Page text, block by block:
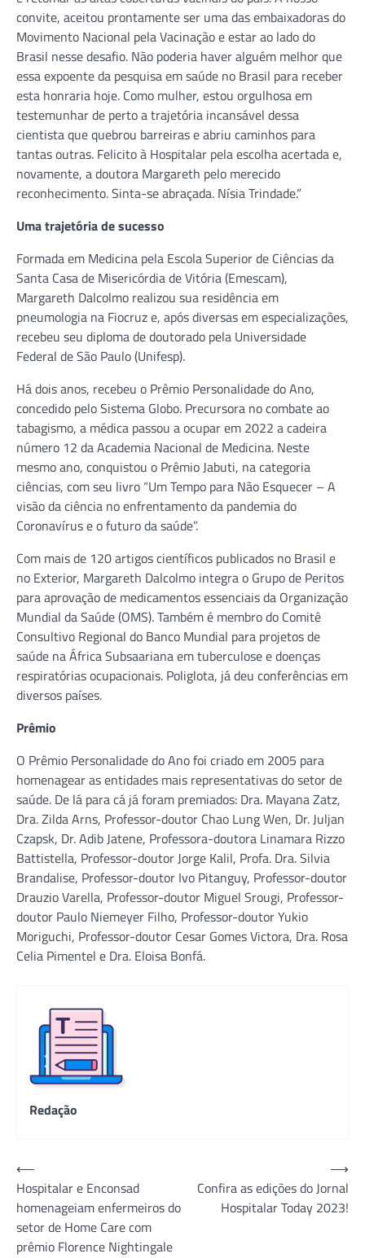
convite, aceitou prontamente ser uma das embaixadoras do
Movimento Nacional pela Vacinação e estar ao lado do
Brasil nesse desafio. Não poderia haver alguém melhor que
essa expoente da pesquisa em saúde no Brasil para receber
esta honraria hoje. Como mulher, estou orgulhosa em
testemunhar de perto a trajetória incansável dessa
cientista que quebrou barreiras e abriu caminhos para
tantas outras. Felicito à Hospitalar pela escolha acertada e,
novamente, a doutora Margareth pelo merecido
reconhecimento. Sinta-se abraçada. Nísia Trindade.”
Uma trajetória de sucesso
Formada em Medicina pela Escola Superior de Ciências da
Santa Casa de Misericórdia de Vitória (Emescam),
Margareth Dalcolmo realizou sua residência em
pneumologia na Fiocruz e, após diversas em especializações,
recebeu seu diploma de doutorado pela Universidade
Federal de São Paulo (Unifesp).
Há dois anos, recebeu o Prêmio Personalidade do Ano,
concedido pelo Sistema Globo. Precursora no combate ao
tabagismo, a médica passou a ocupar em 2022 a cadeira
número 12 da Academia Nacional de Medicina. Neste
mesmo ano, conquistou o Prêmio Jabuti, na categoria
ciências, com seu livro “Um Tempo para Não Esquecer – A
visão da ciência no enfrentamento da pandemia do
Coronavírus e o futuro da saúde”.
Com mais de 120 artigos científicos publicados no Brasil e
no Exterior, Margareth Dalcolmo integra o Grupo de Peritos
para aprovação de medicamentos essenciais da Organização
Mundial da Saúde (OMS). Também é membro do Comitê
Consultivo Regional do Banco Mundial para projetos de
saúde na África Subsaariana em tuberculose e doenças
respiratórias ocupacionais. Poliglota, já deu conferências em
diversos países.
Prêmio
O Prêmio Personalidade do Ano foi criado em 2005 para
homenagear as entidades mais representativas do setor de
saúde. De lá para cá já foram premiados: Dra. Mayana Zatz,
Dra. Zilda Arns, Professor-doutor Chao Lung Wen, Dr. Juljan
Czapsk, Dr. Adib Jatene, Professora-doutora Linamara Rizzo
Battistella, Professor-doutor Jorge Kalil, Profa. Dra. Silvia
Brandalise, Professor-doutor Ivo Pitanguy, Professor-doutor
Drauzio Varella, Professor-doutor Miguel Srougi, Professor-
doutor Paulo Niemeyer Filho, Professor-doutor Yukio
Moriguchi, Professor-doutor Cesar Gomes Victora, Dra. Rosa
Celia Pimentel e Dra. Eloisa Bonfá.
Redação
Navegação
de
Post
⟵
Hospitalar e Enconsad
homenageiam enfermeiros do
setor de Home Care com
prêmio Florence Nightingale
Confira as edições do Jornal
Hospitalar Today 2023!
⟶